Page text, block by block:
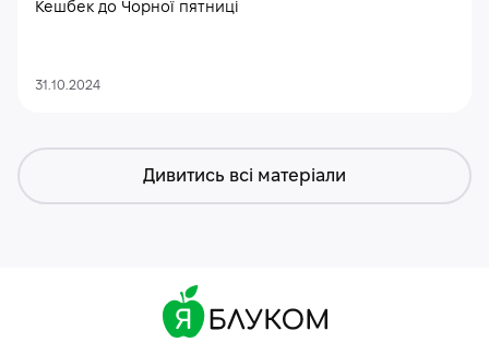
Кешбек до Чорної пятниці
31.10.2024
Дивитись всі матеріали